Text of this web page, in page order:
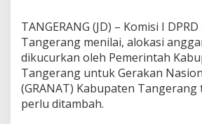
i
m
a
l
,
K
o
TANGERANG (JD) – Komisi I
Tangerang menilai, alokasi
dikucurkan oleh Pemerintah
Tangerang untuk Gerakan
(GRANAT) Kabupaten
perlu ditambah.